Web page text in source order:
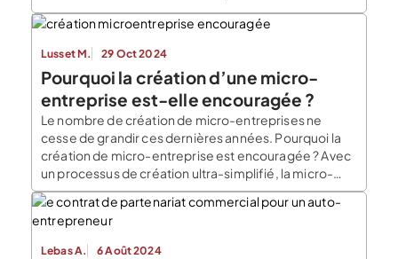
Lusset M. 29 Oct 2024
Pourquoi la création d’une micro-
entreprise est-elle encouragée ?
Le nombre de création de micro-entreprises ne
cesse de grandir ces dernières années. Pourquoi la
création de micro-entreprise est encouragée ? Avec
un processus de création ultra-simplifié, la micro-
entreprise répond aux besoins des personnes
désireuses de lancer une activité de prestation de
services, à titre indépendant, en toute simplicité.
Quels sont les avantages en rapport […]
Lebas A. 6 Août 2024